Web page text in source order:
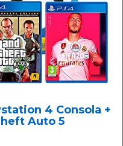
4 Consola +
Auto 5